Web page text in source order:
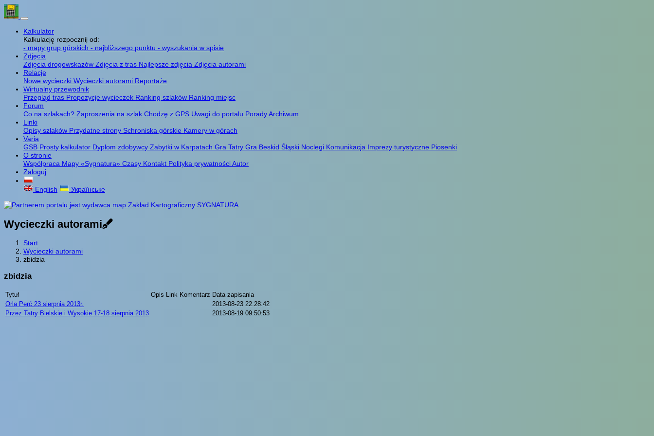
Kalkulator
Kalkulację rozpocznij od:
- mapy grup górskich - najbliższego punktu - wyszukania w spisie
Zdjęcia
Zdjęcia drogowskazów Zdjęcia z tras Najlepsze zdjęcia Zdjęcia autorami
Relacje
Nowe wycieczki Wycieczki autorami Reportaże
Wirtualny przewodnik
Przegląd tras Propozycje wycieczek Ranking szlaków Ranking miejsc
Forum
Co na szlakach? Zaproszenia na szlak Chodzę z GPS Uwagi do portalu PoradyArchiwum
Linki
Opisy szlaków Przydatne strony Schroniska górskie Kamery w górach
Varia
GSB Prosty kalkulator Dyplom zdobywcy Zabytki w Karpatach Gra Tatry Gra Beskid Śląski Noclegi Komunikacja Imprezy turystyczne Piosenki
O stronie
Współpraca Mapy «Sygnatura» Czasy Kontakt Polityka prywatnościAutor
Zaloguj
English Українське
Wycieczki autorami
Start
Wycieczki autorami
zbidzia
zbidzia
Tytuł Opis Link Komentarz Data zapisania
Orla Perć 23 sierpnia 2013r.
2013-08-23 22:28:42
Przez Tatry Bielskie i Wysokie 17-18 sierpnia 2013
2013-08-19 09:50:53